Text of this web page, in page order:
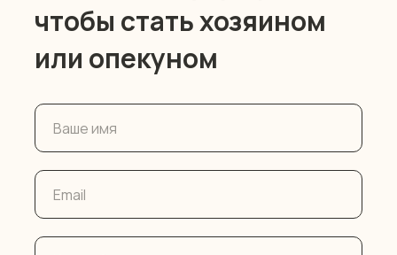
чтобы стать хозяином
или опекуном